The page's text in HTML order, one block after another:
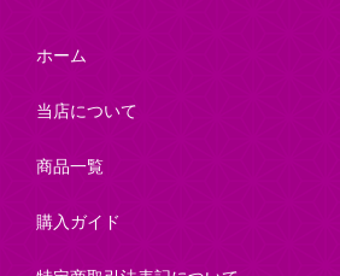
ホーム
当店について
商品一覧
購入ガイド